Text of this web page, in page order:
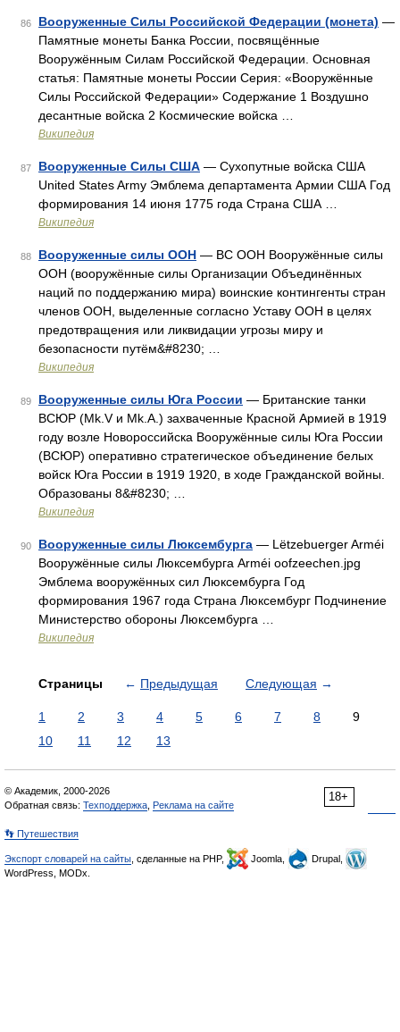
86 Вооруженные Силы Российской Федерации (монета) —
Памятные монеты Банка России, посвящённые
Вооружённым Силам Российской Федерации. Основная
статья: Памятные монеты России Серия: «Вооружённые
Силы Российской Федерации» Содержание 1 Воздушно
десантные войска 2 Космические войска …
Википедия
87 Вооруженные Силы США — Сухопутные войска США
United States Army Эмблема департамента Армии США Год
формирования 14 июня 1775 года Страна США …
Википедия
88 Вооруженные силы ООН — ВС ООН Вооружённые силы
ООН (вооружённые силы Организации Объединённых
наций по поддержанию мира) воинские контингенты стран
членов ООН, выделенные согласно Уставу ООН в целях
предотвращения или ликвидации угрозы миру и
безопасности путём&#8230; …
Википедия
89 Вооруженные силы Юга России — Британские танки
ВСЮР (Mk.V и Mk.A.) захваченные Красной Армией в 1919
году возле Новороссийска Вооружённые силы Юга России
(ВСЮР) оперативно стратегическое объединение белых
войск Юга России в 1919 1920, в ходе Гражданской войны.
Образованы 8&#8230; …
Википедия
90 Вооруженные силы Люксембурга — Lëtzebuerger Arméi
Вооружённые силы Люксембурга Arméi oofzeechen.jpg
Эмблема вооружённых сил Люксембурга Год
формирования 1967 года Страна Люксембург Подчинение
Министерство обороны Люксембурга …
Википедия
Страницы ← Предыдущая Следующая →
1 2 3 4 5 6 7 8
9
10
11 12 13
18+
© Академик, 2000-2026
Обратная связь: Техподдержка Реклама на сайте
👣 Путешествия
Экспорт словарей на сайты , сделанные на PHP, Joomla,
Drupal,
WordPress, MODx.